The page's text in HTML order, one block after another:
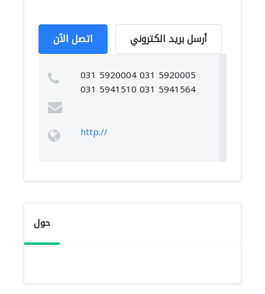
اتصل الآن أرسل بريد الكتروني
031 5920004 031 5920005
031 5941510 031 5941564
http://
حول